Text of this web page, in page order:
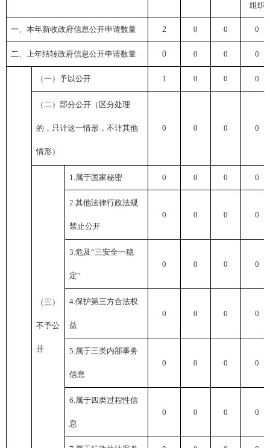
组织
一、本年新收政府信息公开申请数量 2 0 0 0
二、上年结转政府信息公开申请数量 0 0 0 0
（一）予以公开 1 0 0 0
（二）部分公开（区分处理
的，只计这一情形，不计其他
情形）
0 0 0 0
（三）
不予公
开
1.属于国家秘密 0 0 0 0
2.其他法律行政法规
禁止公开
0 0 0 0
3.危及“三安全一稳
定”
0 0 0 0
4.保护第三方合法权
益
0 0 0 0
5.属于三类内部事务
信息
0 0 0 0
6.属于四类过程性信
息
0 0 0 0